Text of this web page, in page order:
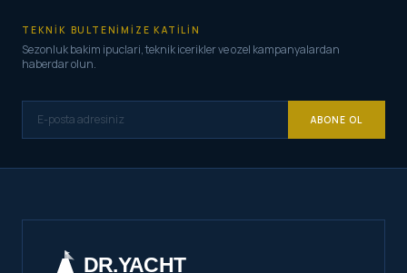
TEKNIK BULTENIMIZE KATILIN
Sezonluk bakim ipuclari, teknik icerikler ve ozel kampanyalardan
haberdar olun.
ABONE OL